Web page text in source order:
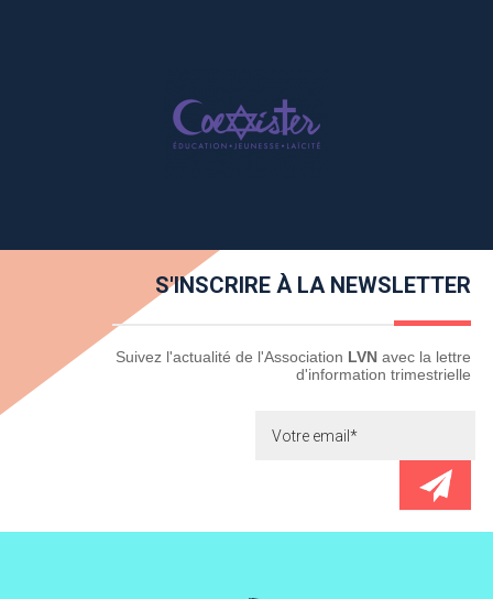
S'INSCRIRE À LA NEWSLETTER
Newsletter Suivez l'actualité de l'Association LVN avec la lettre
d'information trimestrielle